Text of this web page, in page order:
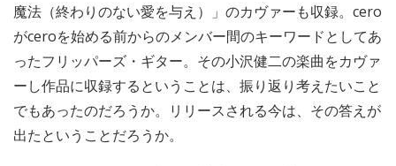
魔法（終わりのない愛を与え）」のカヴァーも収録。cero
がceroを始める前からのメンバー間のキーワードとしてあ
ったフリッパーズ・ギター。その小沢健二の楽曲をカヴァ
ーし作品に収録するということは、振り返り考えたいこと
でもあったのだろうか。リリースされる今は、その答えが
出たということだろうか。